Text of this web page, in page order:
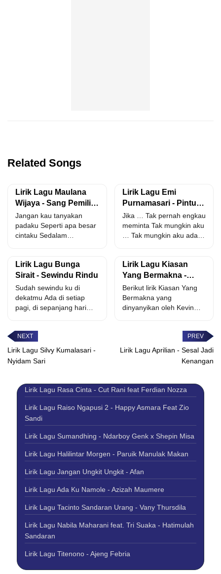
Related Songs
Lirik Lagu Maulana
Wijaya - Sang Pemilik
Hati
Jangan kau tanyakan
padaku Seperti apa besar
cintaku Sedalam
Lirik Lagu Emi
Purnamasari - Pintu
Tak Berdaun
Jika … Tak pernah engkau
meminta Tak mungkin aku
… Tak mungkin aku ada
Lirik Lagu Bunga
Sirait - Sewindu Rindu
Sudah sewindu ku di
dekatmu Ada di setiap
pagi, di sepanjang harimu
Lirik Lagu Kiasan
Yang Bermakna -
Kevin Kinanti
Berikut lirik Kiasan Yang
Bermakna yang
dinyanyikan oleh Kevin
Lirik Lagu Silvy Kumalasari -
Nyidam Sari
Lirik Lagu Aprilian - Sesal Jadi
Kenangan
Lirik Lagu Rasa Cinta - Cut Rani feat Ferdian Nozza
Lirik Lagu Raiso Ngapusi 2 - Happy Asmara Feat Zio
Sandi
Lirik Lagu Sumandhing - Ndarboy Genk x Shepin Misa
Lirik Lagu Halilintar Morgen - Paruik Manulak Makan
Lirik Lagu Jangan Ungkit Ungkit - Afan
Lirik Lagu Ada Ku Namole - Azizah Maumere
Lirik Lagu Tacinto Sandaran Urang - Vany Thursdila
Lirik Lagu Nabila Maharani feat. Tri Suaka - Hatimulah
Sandaran
Lirik Lagu Titenono - Ajeng Febria